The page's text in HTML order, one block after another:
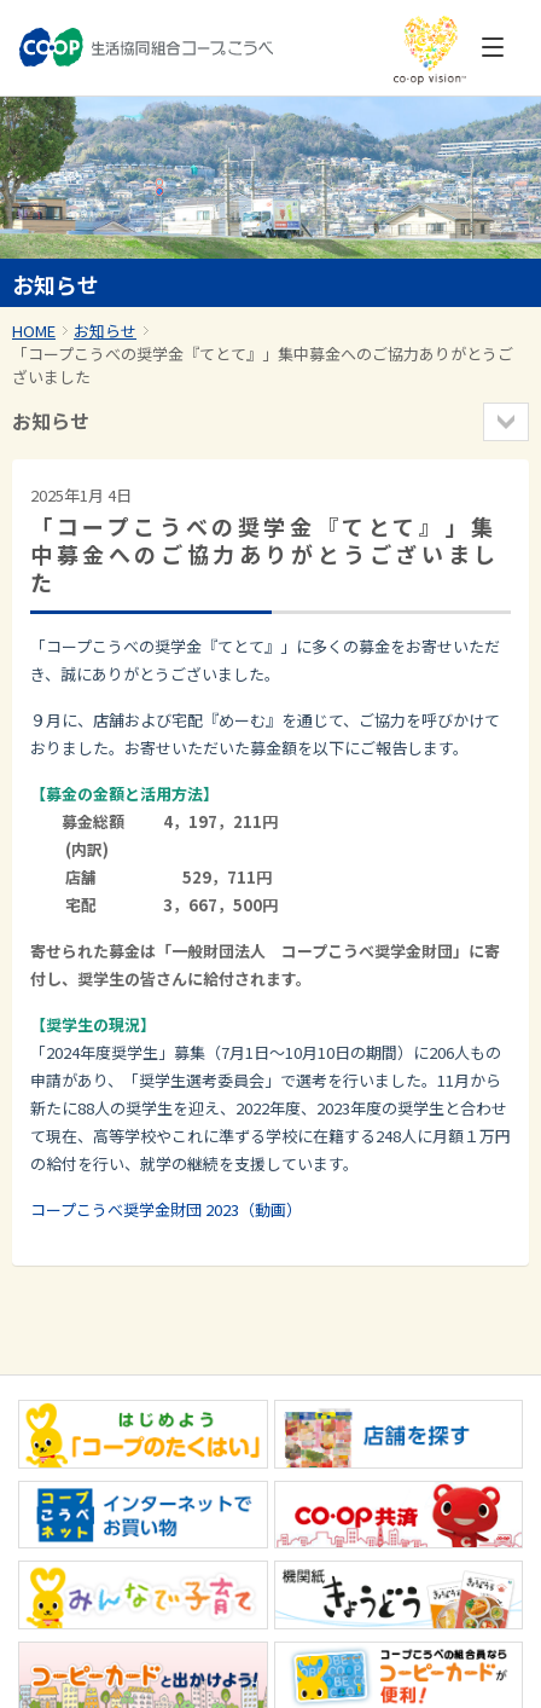
お知らせ
HOME
お知らせ
「コープこうべの奨学金『てとて』」集中募金へのご協力ありがとうご
ざいました
お知らせ
2025年1月 4日
「コープこうべの奨学金『てとて』」集
中募金へのご協力ありがとうございまし
た
「コープこうべの奨学金『てとて』」に多くの募金をお寄せいただ
き、誠にありがとうございました。
９月に、店舗および宅配『めーむ』を通じて、ご協力を呼びかけて
おりました。お寄せいただいた募金額を以下にご報告します。
【募金の金額と活用方法】
募金総額 4，197，211円
(内訳)
店舗 529，711円
宅配 3，667，500円
寄せられた募金は「一般財団法人 コープこうべ奨学金財団」に寄
付し、奨学生の皆さんに給付されます。
【奨学生の現況】
「2024年度奨学生」募集（7月1日～10月10日の期間）に206人もの
申請があり、「奨学生選考委員会」で選考を行いました。11月から
新たに88人の奨学生を迎え、2022年度、2023年度の奨学生と合わせ
て現在、高等学校やこれに準ずる学校に在籍する248人に月額１万円
の給付を行い、就学の継続を支援しています。
コープこうべ奨学金財団 2023（動画）